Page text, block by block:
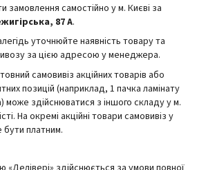
замовлення самостійно у м. Києві за
87 А.
уточнюйте наявність товару та
за цією адресою у менеджера.
самовивіз акційних товарів або
позицій (наприклад, 1 пачка ламінату
може здійснюватися з іншого складу у м.
На окремі акційні товари самовивіз у
платним.